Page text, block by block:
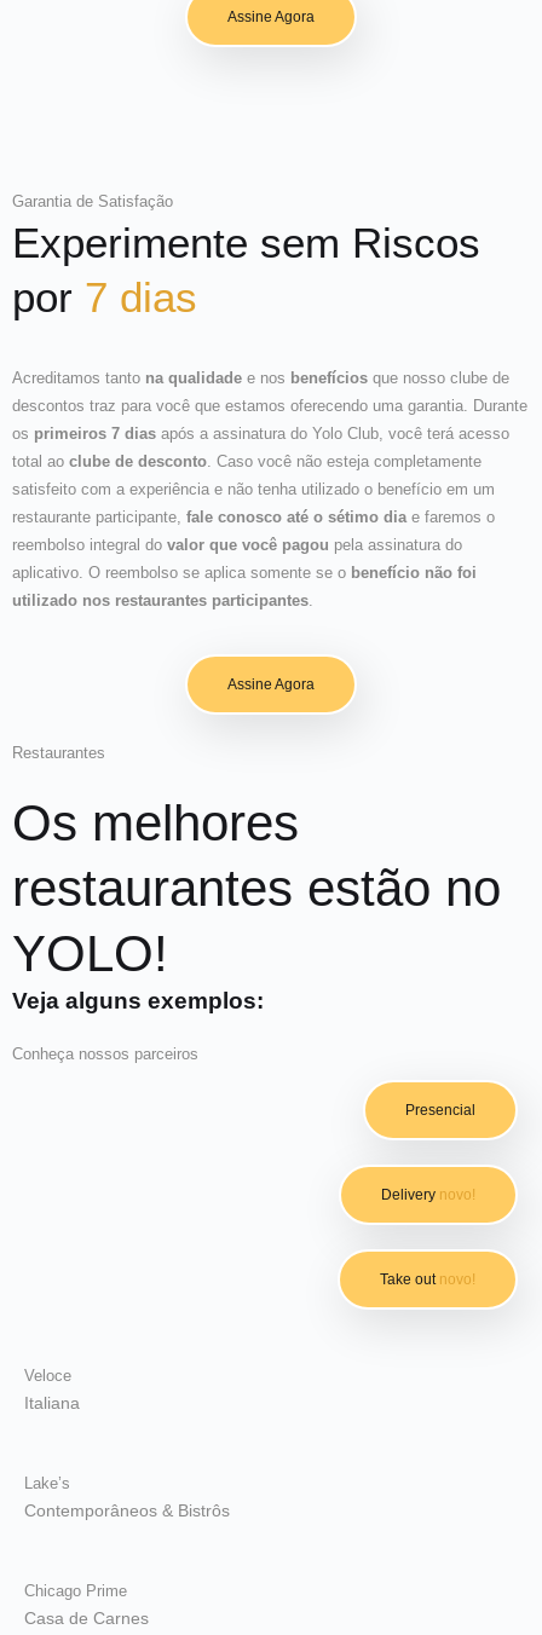
Assine Agora
Garantia de Satisfação
Experimente sem Riscos
por 7 dias
Acreditamos tanto na qualidade e nos benefícios que nosso clube de
descontos traz para você que estamos oferecendo uma garantia. Durante
os primeiros 7 dias após a assinatura do Yolo Club, você terá acesso
total ao clube de desconto. Caso você não esteja completamente
satisfeito com a experiência e não tenha utilizado o benefício em um
restaurante participante, fale conosco até o sétimo diae faremos o
reembolso integral do valor que você pagou pela assinatura do
aplicativo. O reembolso se aplica somente se o benefício não foi
utilizado nos restaurantes participantes.
Assine Agora
Restaurantes
Os melhores
restaurantes estão no
YOLO!
Veja alguns exemplos:
Conheça nossos parceiros
Presencial
Delivery novo!
Take out novo!
Veloce
Italiana
Lake’s
Contemporâneos & Bistrôs
Chicago Prime
Casa de Carnes